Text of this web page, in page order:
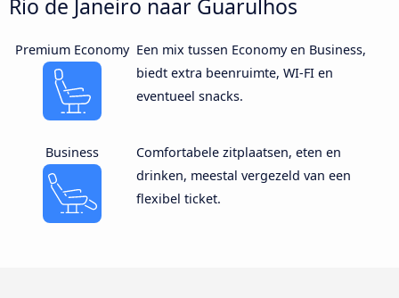
Rio de Janeiro naar Guarulhos
Premium Economy Een mix tussen Economy en Business,
biedt extra beenruimte, WI-FI en
eventueel snacks.
Business
Comfortabele zitplaatsen, eten en
drinken, meestal vergezeld van een
flexibel ticket.